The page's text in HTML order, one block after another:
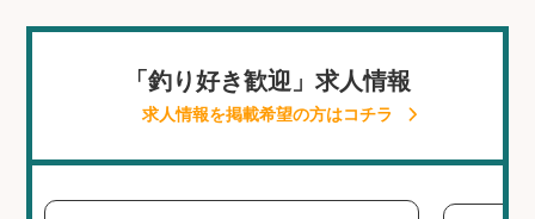
「釣り好き歓迎」求人情報
求人情報を掲載希望の方はコチラ